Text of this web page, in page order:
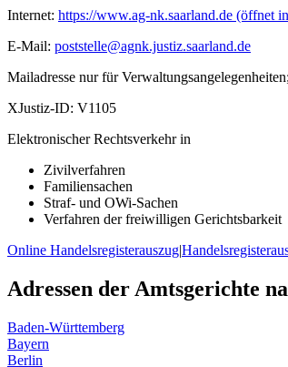
Internet: https://www.ag-nk.saarland.de (öffnet
E-Mail: poststelle@agnk.justiz.saarland.de
Mailadresse nur für
XJustiz-ID: V1105
Elektronischer Rechtsverkehr in
Zivilverfahren
Familiensachen
Straf- und OWi-Sachen
Verfahren der freiwilligen Gerichtsbarkeit
Online Handelsregisterauszug|
Adressen der Amtsgerichte
Baden-Württemberg
Bayern
Berlin